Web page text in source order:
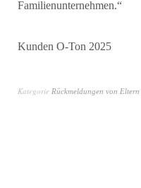
Familienunternehmen.“
Kunden O-Ton 2025
Kategorie Rückmeldungen von Eltern